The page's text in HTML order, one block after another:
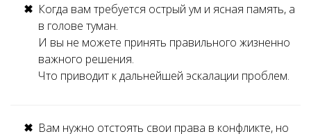
Когда вам требуется острый ум и ясная память, а
в голове туман.
И вы не можете принять правильного жизненно
важного решения.
Что приводит к дальнейшей эскалации проблем.
Вам нужно отстоять свои права в конфликте, но